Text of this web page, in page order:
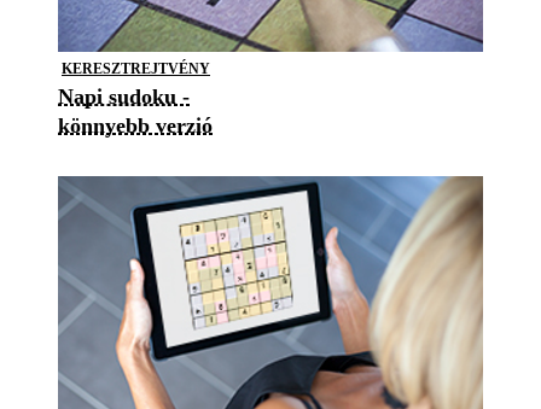
KERESZTREJTVÉNY
Napi sudoku -
könnyebb verzió